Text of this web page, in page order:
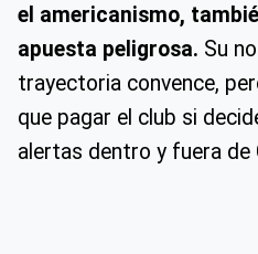
el americanismo,
apuesta peligrosa. Su
trayectoria convence,
que pagar el club si
alertas dentro y fuera de